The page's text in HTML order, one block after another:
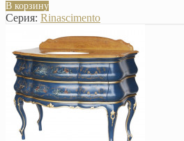
В корзину
Серия: Rinascimento